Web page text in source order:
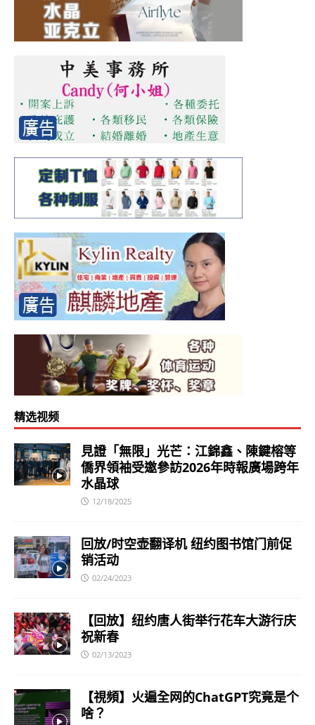
精选视频
見證「無限」光芒：江錦鑫、陳鍵榕等
僑界領袖受邀參訪2026年時報廣場跨年
水晶球
12/18/2025
回放/时空壶翻译机 纽约图书馆门前促
销活动
02/24/2023
【回放】纽约唐人街举行花车大游行庆
祝新春
02/13/2023
【視頻】火遍全网的ChatGPT究竟是个
啥？